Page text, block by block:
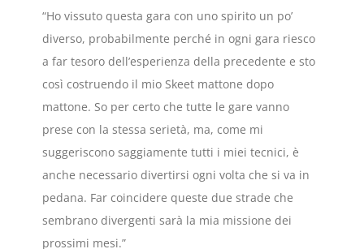
“Ho vissuto questa gara con uno spirito un po’
diverso, probabilmente perché in ogni gara riesco
a far tesoro dell’esperienza della precedente e sto
così costruendo il mio Skeet mattone dopo
mattone. So per certo che tutte le gare vanno
prese con la stessa serietà, ma, come mi
suggeriscono saggiamente tutti i miei tecnici, è
anche necessario divertirsi ogni volta che si va in
pedana. Far coincidere queste due strade che
sembrano divergenti sarà la mia missione dei
prossimi mesi.”